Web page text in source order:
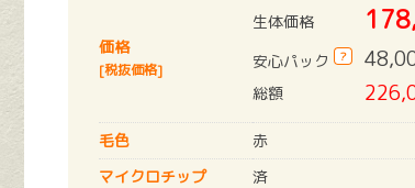
価格
[税抜価格]
生体価格
安心パック
?
総額
毛色
赤
マイクロチップ
済